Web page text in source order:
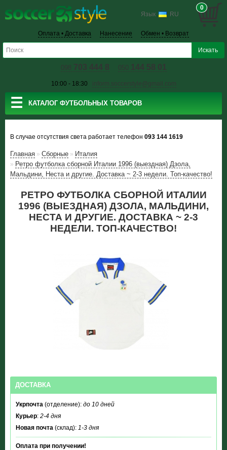
Язык RU
0
Оплата • Доставка Нанесение Обмен • Возврат
098 703 444 8 050 144 58 01
10:00 - 18:30 inform.soccerstyle@gmail.com
☰ КАТАЛОГ ФУТБОЛЬНЫХ ТОВАРОВ
В случае отсутствия света работает телефон 093 144 1619
Главная » Сборные » Италия
» Ретро футболка сборной Италии 1996 (выездная) Дзола,
Мальдини, Неста и другие. Доставка ~ 2-3 недели. Топ-качество!
РЕТРО ФУТБОЛКА СБОРНОЙ ИТАЛИИ
1996 (ВЫЕЗДНАЯ) ДЗОЛА, МАЛЬДИНИ,
НЕСТА И ДРУГИЕ. ДОСТАВКА ~ 2-3
НЕДЕЛИ. ТОП-КАЧЕСТВО!
ДОСТАВКА
Укрпочта (отделение): до 10 дней
Курьер: 2-4 дня
Новая почта (склад): 1-3 дня
Оплата при получении!